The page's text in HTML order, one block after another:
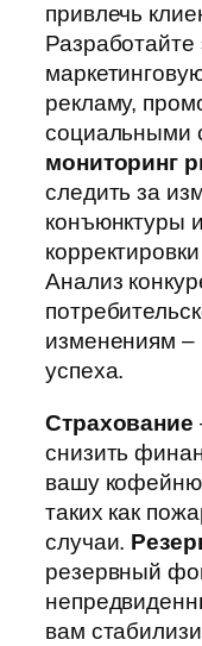
привлечь
рекламу,
социальными
мониторинг
следить за
конъюнктуры
Анализ
изменениям
успеха.
Страхование
снизить
вашу кофейню
таких как
случаи.
резервный
вам